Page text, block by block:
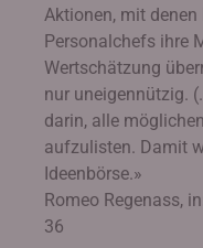
Aktionen, mit denen
Personalchefs ihre
Wertschätzung
nur uneigennützig.
darin, alle
aufzulisten. Damit
Ideenbörse.»
Romeo Regenass,
36